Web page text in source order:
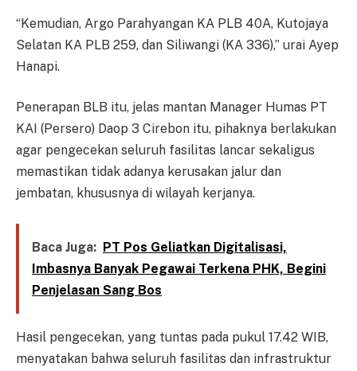
“Kemudian, Argo Parahyangan KA PLB 40A, Kutojaya
Selatan KA PLB 259, dan Siliwangi (KA 336),” urai Ayep
Hanapi.
Penerapan BLB itu, jelas mantan Manager Humas PT
KAI (Persero) Daop 3 Cirebon itu, pihaknya berlakukan
agar pengecekan seluruh fasilitas lancar sekaligus
memastikan tidak adanya kerusakan jalur dan
jembatan, khususnya di wilayah kerjanya.
Baca Juga: PT Pos Geliatkan Digitalisasi,
Imbasnya Banyak Pegawai Terkena PHK, Begini
Penjelasan Sang Bos
Hasil pengecekan, yang tuntas pada pukul 17.42 WIB,
menyatakan bahwa seluruh fasilitas dan infrastruktur